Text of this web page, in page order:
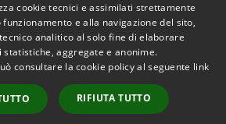
Copyright © 2026 • Comune di
Santo Stefano del Sole •
Powered byMunicipium
Accesso redazione
cookie tecnici e assimilati strettamente
e alla navigazione del sito,
analitico al solo fine di elaborare
statistiche, aggregate e anonime.
consultare la cookie policy al seguente link
RIFIUTA TUTTO